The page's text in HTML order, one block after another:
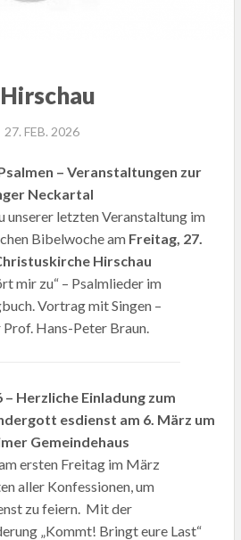
POSTED
27. FEB. 2026
– Veranstaltungen zur
Neckartal
unserer letzten Veranstaltung im
Bibelwoche am Freitag, 27.
Hirschau
mir zu“ – Psalmlieder im
Vortrag mit Singen –
Hans-Peter Braun.
Herzliche Einladung zum
esdienst am 6. März um
Gemeindehaus
ersten Freitag im März
aller Konfessionen, um
zu feiern. Mit der
„Kommt! Bringt eure Last“